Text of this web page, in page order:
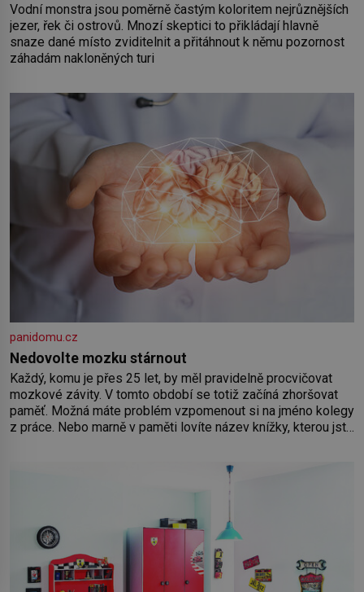
Vodní monstra jsou poměrně častým koloritem nejrůznějších
jezer, řek či ostrovů. Mnozí skeptici to přikládají hlavně
snaze dané místo zviditelnit a přitáhnout k němu pozornost
záhadám nakloněných turi
panidomu.cz
Nedovolte mozku stárnout
Každý, komu je přes 25 let, by měl pravidelně procvičovat
mozkové závity. V tomto období se totiž začíná zhoršovat
paměť. Možná máte problém vzpomenout si na jméno kolegy
z práce. Nebo marně v paměti lovíte název knížky, kterou jste